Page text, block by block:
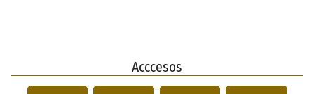
Acccesos